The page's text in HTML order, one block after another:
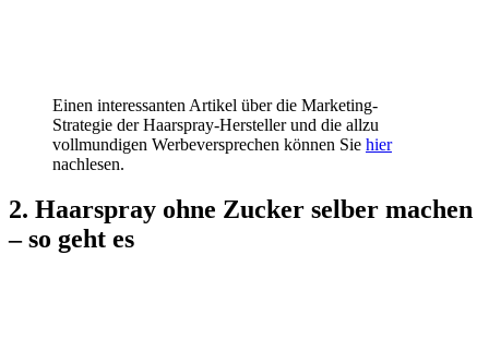
Einen interessanten Artikel über die Marketing-
Strategie der Haarspray-Hersteller und die allzu
vollmundigen Werbeversprechen können Sie hier
nachlesen.
2. Haarspray ohne Zucker selber machen
– so geht es